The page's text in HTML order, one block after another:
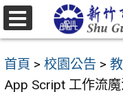
跳
至
要
內
首頁 > 校園公告 >
App Script 工作流
選
單